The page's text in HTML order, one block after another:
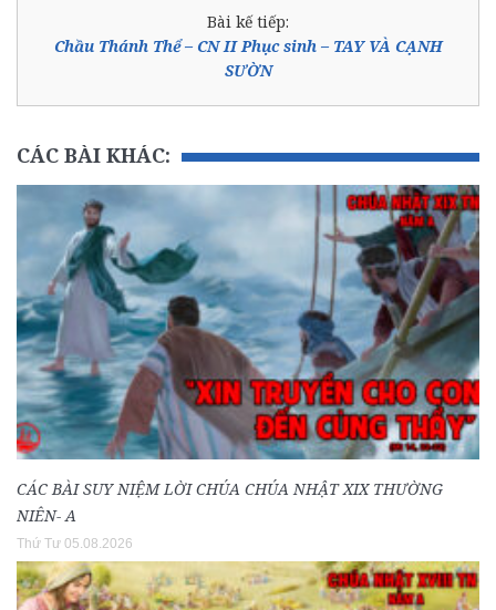
Bài kế tiếp:
Chầu Thánh Thể – CN II Phục sinh – TAY VÀ CẠNH
SƯỜN
CÁC BÀI KHÁC:
CÁC BÀI SUY NIỆM LỜI CHÚA CHÚA NHẬT XIX THƯỜNG
NIÊN- A
Thứ Tư 05.08.2026